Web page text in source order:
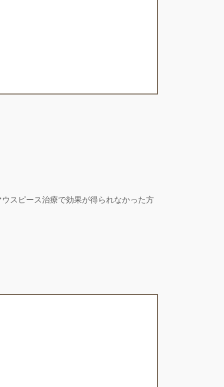
スピース治療で効果が得られなかった方